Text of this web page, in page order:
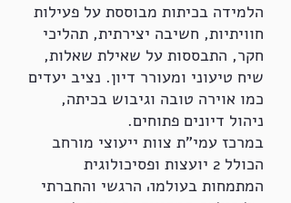
הלמידה בכיתות מבוססת על פעילות
חוויתיות, חשיבה יצירתית, תהליכי
חקר, התבססות על שאילת שאלות,
שיח טיעוני ומעורר דיון. נציב יעדים
כמו אוירה טובה וגיבוש בכיתה,
ניהול דיונים פתוחים.
במרכז עמי"ת צוות ייעוצי מורחב
הכולל 2 יועצות ופסיכולוגית
המתמחות בעולמ׎ הרגשי והחברתי